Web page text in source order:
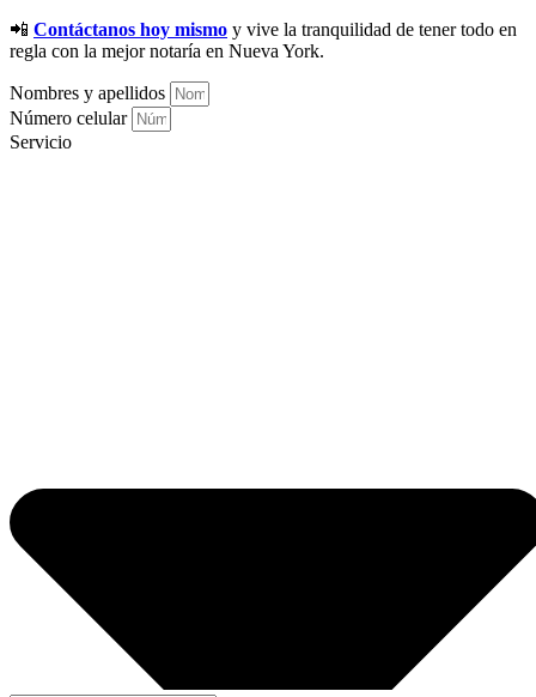
📲 Contáctanos hoy mismo y vive la tranquilidad de tener todo en
regla con la mejor notaría en Nueva York.
Nombres y apellidos
Número celular
Servicio